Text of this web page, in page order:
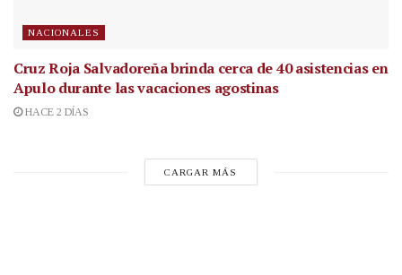
NACIONALES
Cruz Roja Salvadoreña brinda cerca de 40 asistencias en
Apulo durante las vacaciones agostinas
HACE 2 DÍAS
CARGAR MÁS